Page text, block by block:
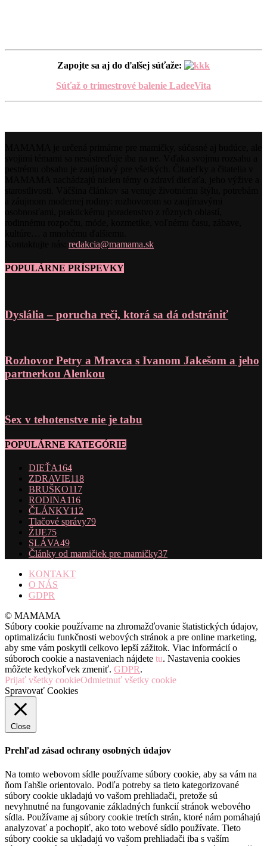
Zapojte sa aj do ďalšej súťaže:
Súťaž o trimestrové balenie LadeeVita
redakcia@mamama.sk
POPULÁRNE PRÍSPEVKY
Dyslália – porucha reči, ktorá sa dá odstrániť
Rozhovor Petry a Mravca s Ivanom Jakešom a jeho
partnerkou Alenkou
Sex v tehotenstve nie je tabu
POPULÁRNE KATEGÓRIE
DIEŤA164
ZDRAVIE118
BRUŠKO117
RODINA116
ČLÁNKY112
Tlačové správy79
ŽIJE75
SLÁVA49
Články od mamičiek pre mamičky37
KONTAKT
O NÁS
GDPR
© MAMAMA
Súbory cookie používame na zhromažďovanie štatistických údajov,
optimalizáciu funkčnosti webových stránok a pre online marketing,
aby sme vám poskytli celkovo lepší zážitok. Viac informácií o
súboroch cookie a nastaveniach nájdete tu. Nastavenia cookies
môžete kedykoľvek zmeniť. GDPR.
Prijať všetky cookieOdmietnuť všetky cookie
Spravovať Cookies
Close
Prehľad zásad ochrany osobných údajov
Na tomto webovom sídle používame súbory cookie, aby sa vám na
ňom ľahšie orientovalo. Podľa potreby sa tieto kategorizované
súbory cookie ukladajú vo vašom prehliadači, pretože sú
nevyhnutné na fungovanie základných funkcií stránok webového
sídla. Používame aj súbory cookie tretích strán, ktoré nám pomáhajú
analyzovať a pochopiť, ako toto webové sídlo používate. Tieto
súbory cookie sa ukladajú vo vašom prehliadači iba s vaším